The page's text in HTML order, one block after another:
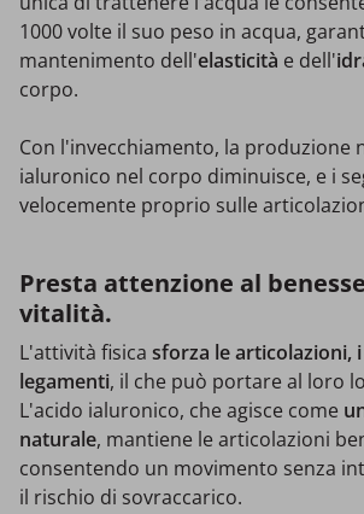
1000 volte il suo peso in acqua,
mantenimento dell'elasticità e dell'
corpo.
Con l'invecchiamento, la produzione
ialuronico nel corpo diminuisce, e i
velocemente proprio sulle
Presta attenzione al
vitalità.
L'attività fisica sforza le articolazioni,
legamenti, il che può portare al loro
L'acido ialuronico, che agisce come
naturale, mantiene le articolazioni
consentendo un movimento senza
il rischio di sovraccarico.